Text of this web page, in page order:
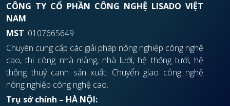
CÔNG TY CỔ PHẦN CÔNG NGHỆ LISADO VIỆT
NAM
MST: 0107665649
Chuyên cung cấp các giải pháp nông nghiệp công nghệ
cao, thi công nhà màng, nhà lưới, hệ thống tưới, hệ
thống thuỷ canh sản xuất. Chuyển giao công nghệ
nông nghiệp công nghệ cao.
Trụ sở chính – HÀ NỘI: